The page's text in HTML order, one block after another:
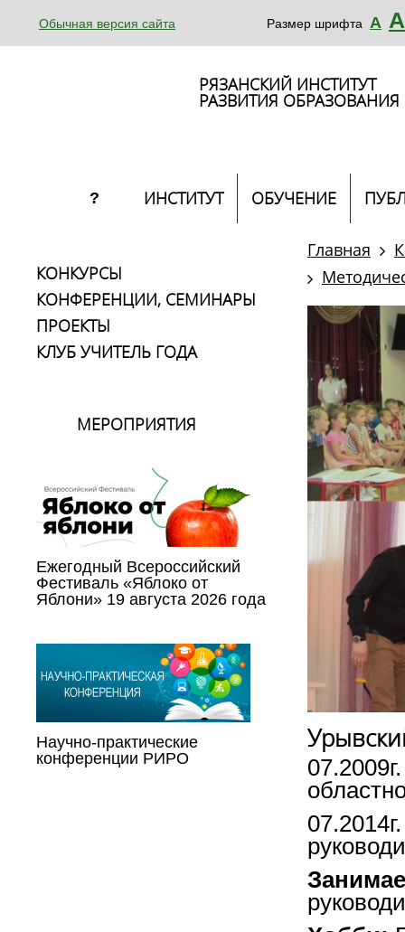
Обычная версия сайта Размер шрифта А А
РЯЗАНСКИЙ ИНСТИТУТ
РАЗВИТИЯ ОБРАЗОВАНИЯ
? ИНСТИТУТ ОБУЧЕНИЕ
КОНКУРСЫ
КОНФЕРЕНЦИИ, СЕМИНАРЫ
ПРОЕКТЫ
КЛУБ УЧИТЕЛЬ ГОДА
МЕРОПРИЯТИЯ
Ежегодный Всероссийский
Фестиваль «Яблоко от
Яблони» 19 августа 2026 года
Научно-практические
конференции РИРО
Главная